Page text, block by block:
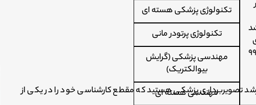
تکنولوژی پزشکی هسته ای
تکنولوژی پرتودر مانی
مهندسی پزشکی (گرایش
بیوالکتریک)
مهندسی هسته ای
تصویربرداری پزشکی هستید که مقطع کارشناسی خود را در یکی از